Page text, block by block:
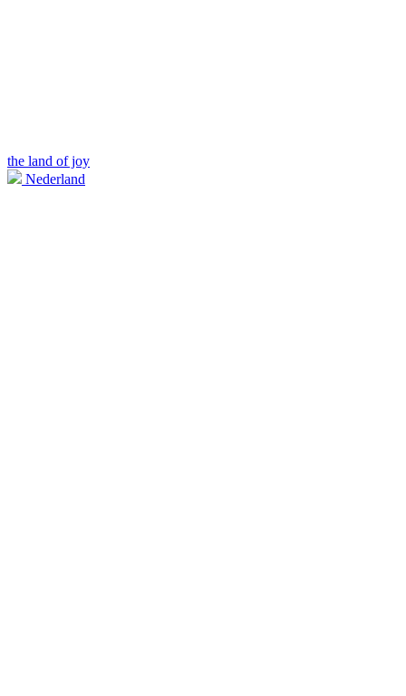
the land of joy
Nederland